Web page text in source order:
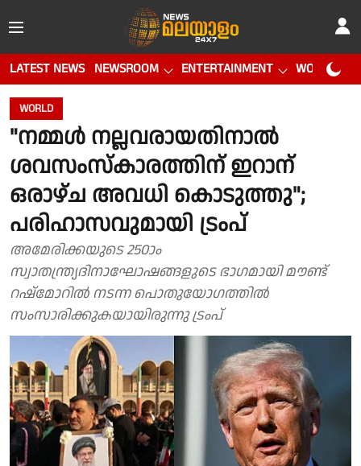
LATEST NEWS NEWSROOM ENTERTAINMENT WORLD CUP
WORLD
"നമ്മൾ നല്ലവരായതിനാൽ
ശവസംസ്‌കാരത്തിന് ഇറാന്
ഒരാഴ്ച അവധി കൊടുത്തു";
പരിഹാസവുമായി ട്രംപ്
അമേരിക്കയുടെ 250ാം
സ്വാതന്ത്ര്യദിനാഘോഷങ്ങളുടെ ഭാഗമായി മൗണ്ട്
റഷ്‌മോറിൽ നടന്ന പൊതുയോഗത്തിൽ
സംസാരിക്കുകയായിരുന്നു ട്രംപ്